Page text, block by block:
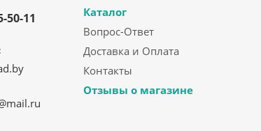
50-11
Каталог
Вопрос-Ответ
Доставка и Оплата
Контакты
Отзывы о магазине